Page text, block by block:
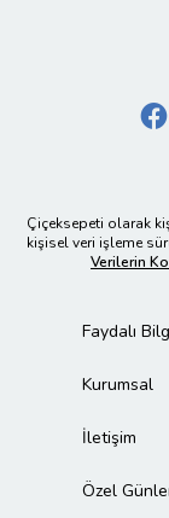
Çiçeksepeti olarak
kişisel veri işleme
Verilerin
Faydalı
Kurumsal
İletişim
Özel